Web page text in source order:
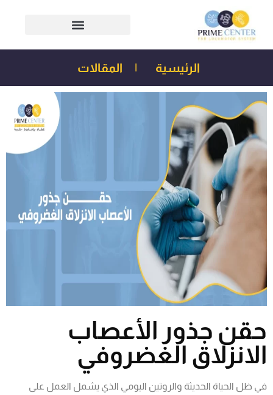
الرئيسية | المقالات
حقن جذور الأعصاب
الانزلاق الغضروفي
في ظل الحياة الحديثة والروتين اليومي الذي يشمل العمل على